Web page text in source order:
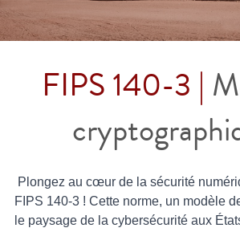
Construire un CAB
Preuve de certification
Fabrication
Médias et divertissement
Soins de santé
Finances et assurances
FIPS 140-3
FR 17640 | FITCEM | CSPN
CRA
RED-DA
Brochures
Contact
Actualités
Projets EU et de Recherche
FIPS 140-3 |
Plongez au cœur de la sécurité
FIPS 140-3 ! Cette norme, un modèle
le paysage de la cybersécurité aux